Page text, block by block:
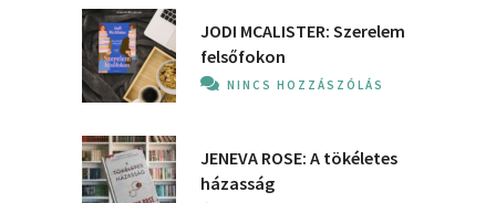
JODI MCALISTER: Szerelem
felsőfokon
NINCS HOZZÁSZÓLÁS
JENEVA ROSE: A ​tökéletes
házasság